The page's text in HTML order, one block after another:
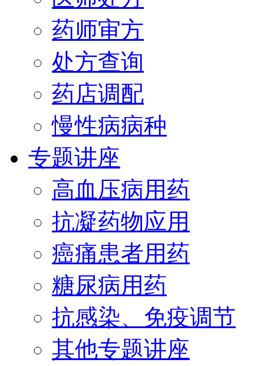
药师审方
处方查询
药店调配
慢性病病种
专题讲座
高血压病用药
抗凝药物应用
癌痛患者用药
糖尿病用药
抗感染、免疫调节
其他专题讲座